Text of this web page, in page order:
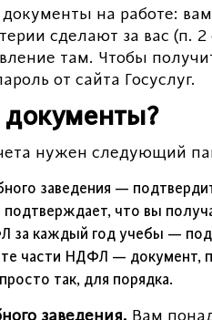
документы на работе:
сделают за вас
там. Чтобы
от сайта Госуслуг.
документы?
нужен следующий
заведения —
что вы
за каждый год учебы —
части НДФЛ — документ,
так, для порядка.
заведения. Вам